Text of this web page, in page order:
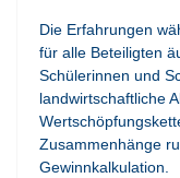
Die Erfahrungen
für alle Beteiligten
Schülerinnen und
landwirtschaftliche
Zusammenhänge
Gewinnkalkulation.